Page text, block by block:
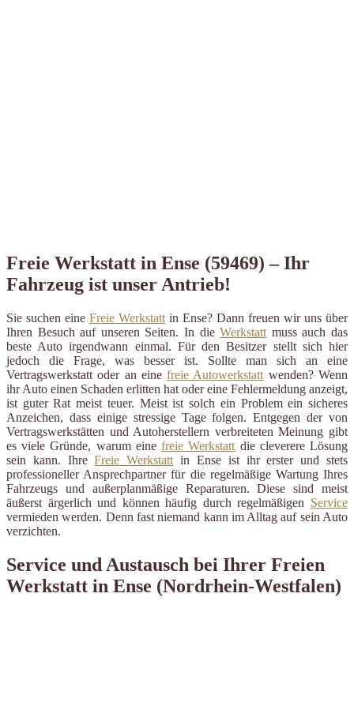
Freie Werkstatt in Ense (59469) – Ihr
Fahrzeug ist unser Antrieb!
Sie suchen eine Freie Werkstatt in Ense? Dann freuen wir uns über
Ihren Besuch auf unseren Seiten. In dieWerkstatt muss auch das
beste Auto irgendwann einmal. Für den Besitzer stellt sich hier
jedoch die Frage, was besser ist. Sollte man sich an eine
Vertragswerkstatt oder an einefreie Autowerkstatt wenden? Wenn
ihr Auto einen Schaden erlitten hat oder eine Fehlermeldung anzeigt,
ist guter Rat meist teuer. Meist ist solch ein Problem ein sicheres
Anzeichen, dass einige stressige Tage folgen. Entgegen der von
Vertragswerkstätten und Autoherstellern verbreiteten Meinung gibt
es viele Gründe, warum einefreie Werkstatt die cleverere Lösung
sein kann. IhreFreie Werkstatt in Ense ist ihr erster und stets
professioneller Ansprechpartner für die regelmäßige Wartung Ihres
Fahrzeugs und außerplanmäßige Reparaturen. Diese sind meist
äußerst ärgerlich und können häufig durch regelmäßigen Service
vermieden werden. Denn fast niemand kann im Alltag auf sein Auto
verzichten.
Service und Austausch bei Ihrer Freien
Werkstatt in Ense (Nordrhein-Westfalen)